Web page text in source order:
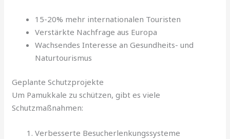
15-20% mehr internationalen Touristen
Verstärkte Nachfrage aus Europa
Wachsendes Interesse an Gesundheits- und
Naturtourismus
Geplante Schutzprojekte
Um Pamukkale zu schützen, gibt es viele
Schutzmaßnahmen:
Verbesserte Besucherlenkungssysteme